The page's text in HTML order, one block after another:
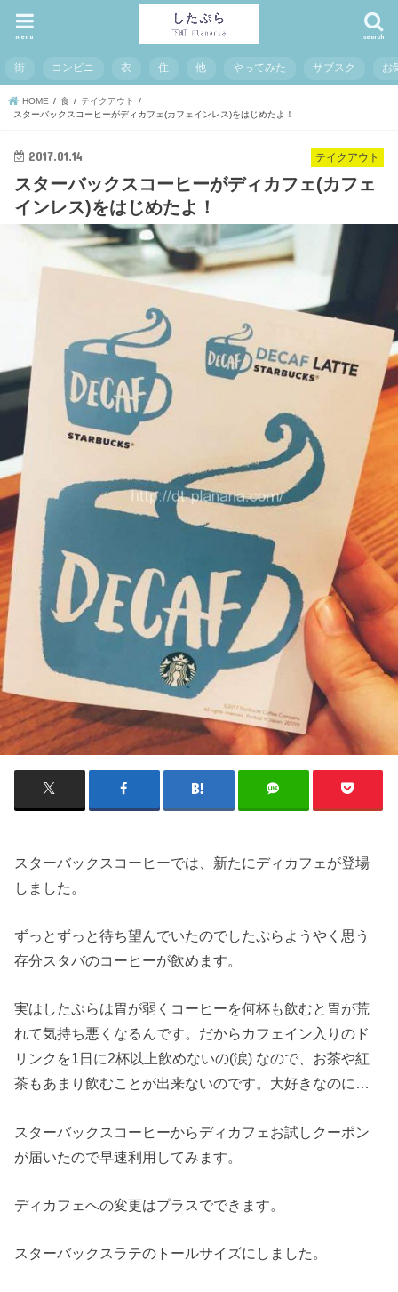
search
menu
街 コンビニ 衣 住 他 やってみた サブスク お
HOME 食
テイクアウト
スターバックスコーヒーがディカフェ(カフェインレス)をはじめたよ！
テイクアウト
2017.01.14
スターバックスコーヒーがディカフェ(カフェ
インレス)をはじめたよ！
スターバックスコーヒーでは、新たにディカフェが登場
しました。
ずっとずっと待ち望んでいたのでしたぷらようやく思う
存分スタバのコーヒーが飲めます。
実はしたぷらは胃が弱くコーヒーを何杯も飲むと胃が荒
れて気持ち悪くなるんです。だからカフェイン入りのド
リンクを1日に2杯以上飲めないの(涙) なので、お茶や紅
茶もあまり飲むことが出来ないのです。大好きなのに…
スターバックスコーヒーからディカフェお試しクーポン
が届いたので早速利用してみます。
ディカフェへの変更はプラスでできます。
スターバックスラテのトールサイズにしました。